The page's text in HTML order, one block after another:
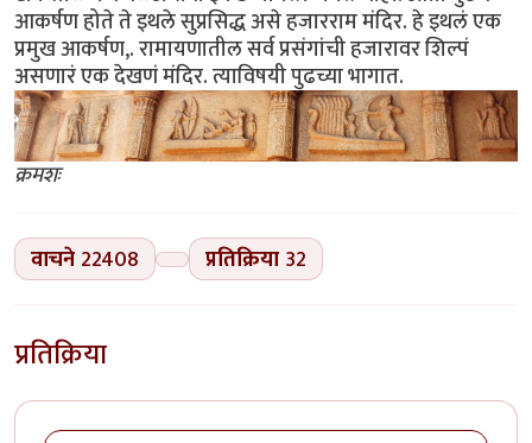
आकर्षण होते ते इथले सुप्रसिद्ध असे हजारराम मंदिर. हे इथलं एक
प्रमुख आकर्षण,. रामायणातील सर्व प्रसंगांची हजारावर शिल्पं
असणारं एक देखणं मंदिर. त्याविषयी पुढच्या भागात.
क्रमशः
वाचने 22408 प्रतिक्रिया 32
प्रतिक्रिया